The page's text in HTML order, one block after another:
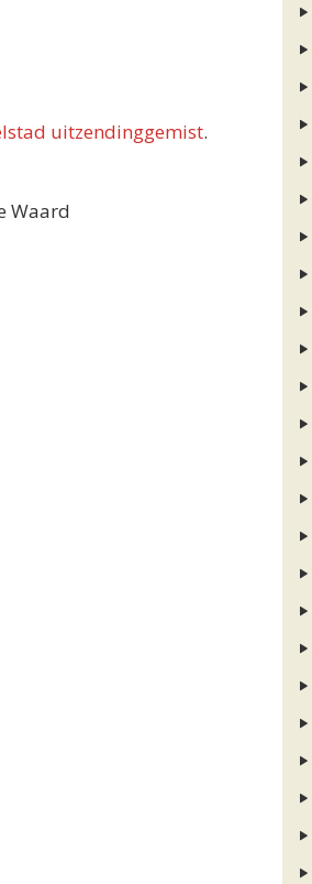
uitzendinggemist.
Waard